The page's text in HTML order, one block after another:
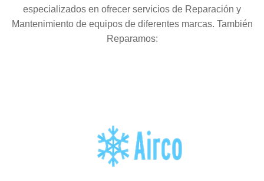
especializados en ofrecer servicios de Reparación y
Mantenimiento de equipos de diferentes marcas. También
Reparamos: